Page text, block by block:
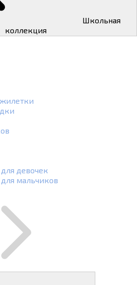
коллекция
девочек
мальчиков